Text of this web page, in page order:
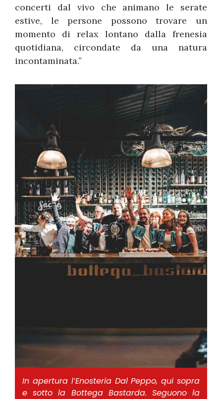
concerti dal vivo che animano le serate
estive, le persone possono trovare un
momento di relax lontano dalla frenesia
quotidiana, circondate da una natura
incontaminata.”
In apertura l’Enosteria Dal Peppo, qui sopra
e sotto la Bottega Bastarda. Seguono la